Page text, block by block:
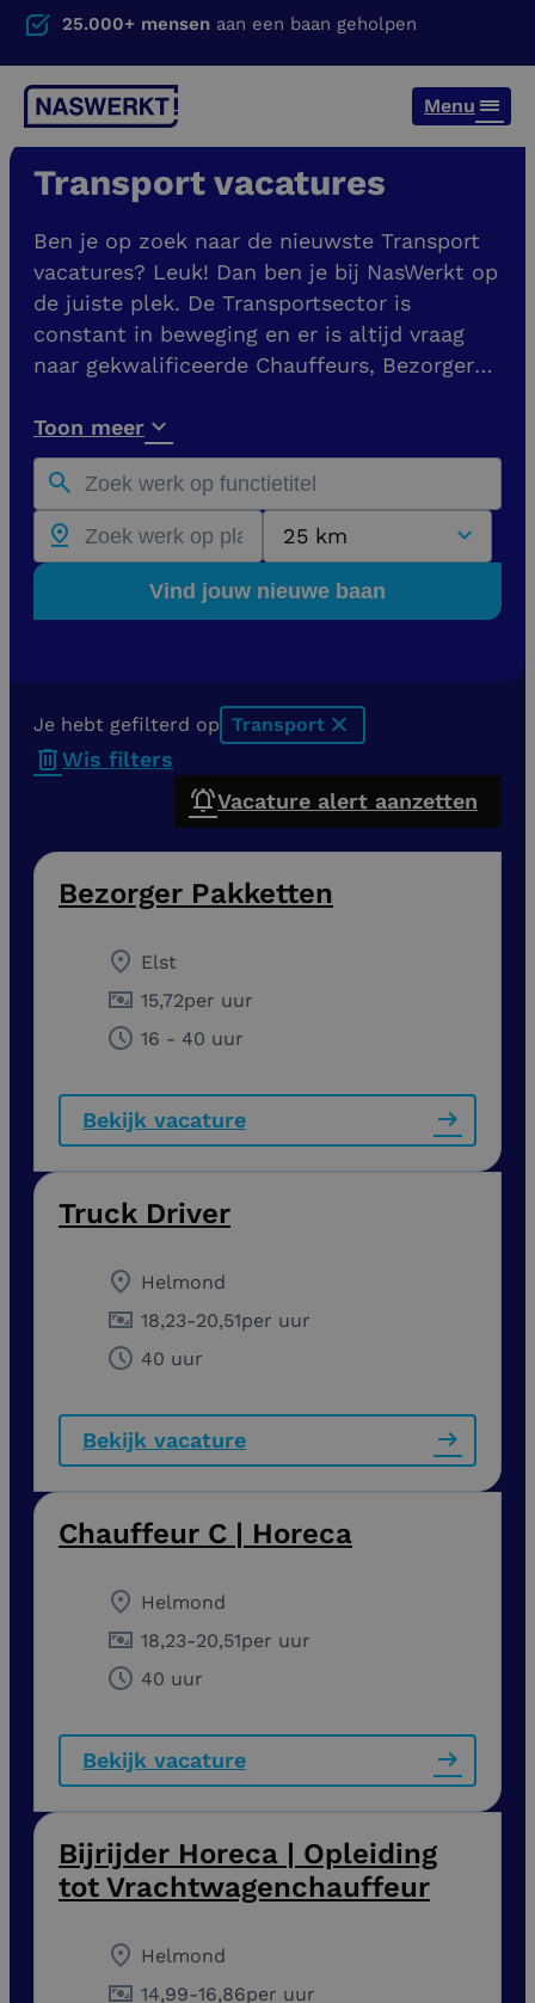
25.000+ mensen aan een baan geholpen
Menu
Transport vacatures
Ben je op zoek naar de nieuwste Transport
vacatures? Leuk! Dan ben je bij NasWerkt op
de juiste plek. De Transportsector is
constant in beweging en er is altijd vraag
naar gekwalificeerde Chauffeurs, Bezorgers
functies binnen de Transportbranche, elk
met hun eigen vereisten en specialiteiten.
Bijvoorbeeld B, C of CE chauffeur.
Toon meer
25 km
Vind jouw nieuwe baan
Je hebt gefilterd op Transport
Wis filters
Vacature alert aanzetten
Bezorger Pakketten
Elst
15,72per uur
16 - 40 uur
Bekijk vacature
Truck Driver
Helmond
18,23-20,51per uur
40 uur
Bekijk vacature
Chauffeur C | Horeca
Helmond
18,23-20,51per uur
40 uur
Bekijk vacature
Bijrijder Horeca | Opleiding
tot Vrachtwagenchauffeur
Helmond
14,99-16,86per uur